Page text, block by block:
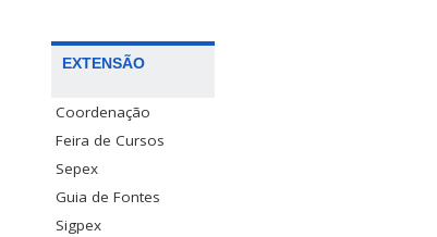
EXTENSÃO
Coordenação
Feira de Cursos
Sepex
Guia de Fontes
Sigpex